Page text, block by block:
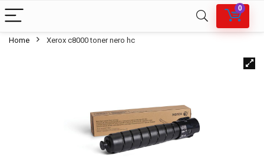
0
Home Xerox c8000 toner nero hc